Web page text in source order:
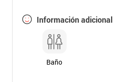
Información adicional
Baño